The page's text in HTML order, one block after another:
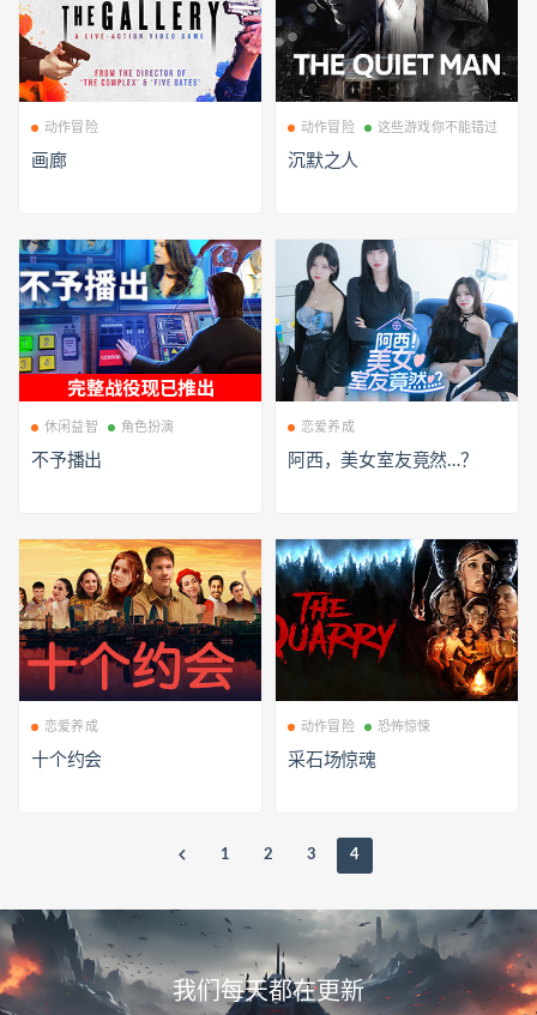
动作冒险
画廊
动作冒险 这些游戏你不能错过
沉默之人
休闲益智 角色扮演
不予播出
恋爱养成
阿西，美女室友竟然…？
恋爱养成
十个约会
动作冒险 恐怖惊悚
采石场惊魂
1 2 3 4
我们每天都在更新